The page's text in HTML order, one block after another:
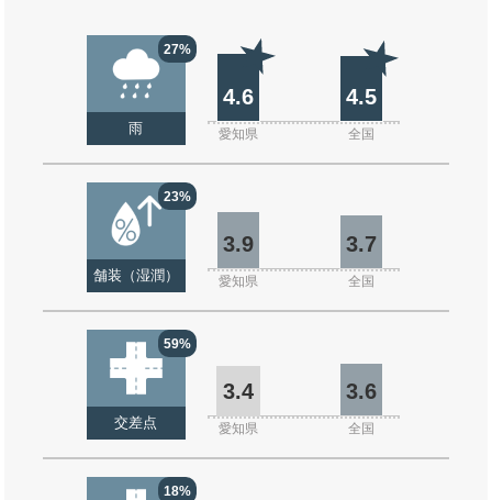
27%
雨
4.6 4.5
愛知県 全国
23%
舗装（湿潤）
3.9 3.7
愛知県 全国
59%
交差点
3.4 3.6
愛知県 全国
18%